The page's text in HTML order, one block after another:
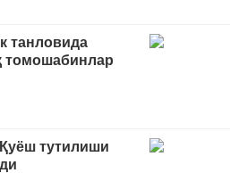
танловида
томошабинлар
тутилиши